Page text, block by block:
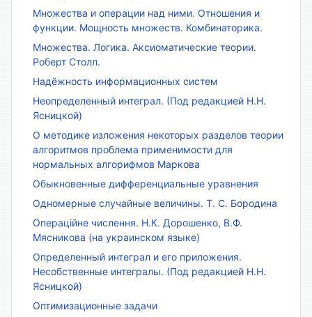
Множества и операции над ними. Отношения и
функции. Мощность множеств. Комбинаторика.
Множества. Логика. Аксиоматические теории.
Роберт Столл.
Надёжность информационных систем
Неопределенный интеграл. (Под редакцией Н.Н.
Ясницкой)
О методике изложения некоторых разделов теории
алгоритмов проблема применимости для
нормальных алгорифмов Маркова
Обыкновенные дифференциальные уравнения
Одномерные случайные величины. Т. С. Бородина
Операційне числення. Н.К. Дорошенко, В.Ф.
Мясникова (на украинском языке)
Определенный интеграл и его приложения.
Несобственные интегралы. (Под редакцией Н.Н.
Ясницкой)
Оптимизационные задачи